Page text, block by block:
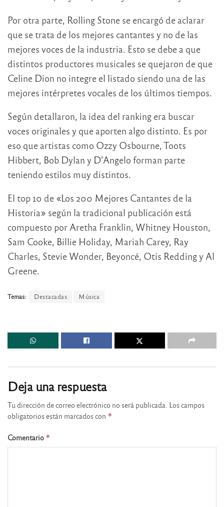
Por otra parte, Rolling Stone se encargó de aclarar
que se trata de los mejores cantantes y no de las
mejores voces de la industria. Esto se debe a que
distintos productores musicales se quejaron de que
Celine Dion no integre el listado siendo una de las
mejores intérpretes vocales de los últimos tiempos.
Según detallaron, la idea del ranking era buscar
voces originales y que aporten algo distinto. Es por
eso que artistas como Ozzy Osbourne, Toots
Hibbert, Bob Dylan y D’Angelo forman parte
teniendo estilos muy distintos.
El top 10 de «Los 200 Mejores Cantantes de la
Historia» según la tradicional publicación está
compuesto por Aretha Franklin, Whitney Houston,
Sam Cooke, Billie Holiday, Mariah Carey, Ray
Charles, Stevie Wonder, Beyoncé, Otis Redding y Al
Greene.
Temas: Destacadas Música
Deja una respuesta
Tu dirección de correo electrónico no será publicada. Los campos
obligatorios están marcados con *
Comentario *